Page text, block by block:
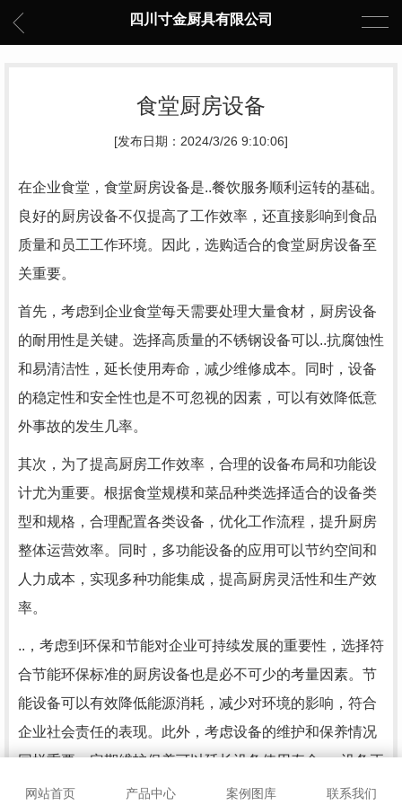
四川寸金厨具有限公司
食堂厨房设备
[发布日期：2024/3/26 9:10:06]
在企业食堂，食堂厨房设备是..餐饮服务顺利运转的基础。
良好的厨房设备不仅提高了工作效率，还直接影响到食品
质量和员工工作环境。因此，选购适合的食堂厨房设备至
关重要。
首先，考虑到企业食堂每天需要处理大量食材，厨房设备
的耐用性是关键。选择高质量的不锈钢设备可以..抗腐蚀性
和易清洁性，延长使用寿命，减少维修成本。同时，设备
的稳定性和安全性也是不可忽视的因素，可以有效降低意
外事故的发生几率。
其次，为了提高厨房工作效率，合理的设备布局和功能设
计尤为重要。根据食堂规模和菜品种类选择适合的设备类
型和规格，合理配置各类设备，优化工作流程，提升厨房
整体运营效率。同时，多功能设备的应用可以节约空间和
人力成本，实现多种功能集成，提高厨房灵活性和生产效
率。
..，考虑到环保和节能对企业可持续发展的重要性，选择符
合节能环保标准的厨房设备也是必不可少的考量因素。节
能设备可以有效降低能源消耗，减少对环境的影响，符合
企业社会责任的表现。此外，考虑设备的维护和保养情况
同样重要，定期维护保养可以延长设备使用寿命，..设备正
常运转，减少突发故障带来的损失。
网站首页 产品中心 案例图库 联系我们